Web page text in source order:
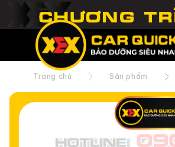
Trang chủ Sản phẩm